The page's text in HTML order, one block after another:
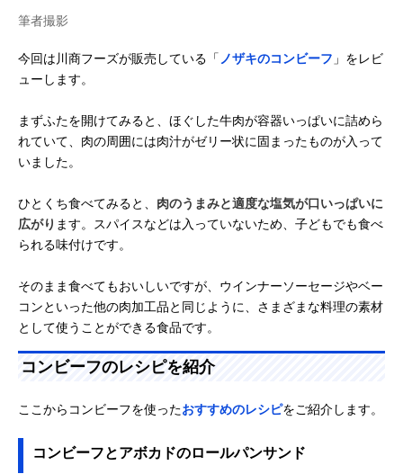
筆者撮影
今回は川商フーズが販売している「 ノザキのコンビーフ 」をレビ
ューします。
まずふたを開けてみると、ほぐした牛肉が容器いっぱいに詰めら
れていて、肉の周囲には肉汁がゼリー状に固まったものが入って
いました。
ひとくち食べてみると、 肉のうまみと適度な塩気が口いっぱいに
広がり ます。スパイスなどは入っていないため、子どもでも食べ
られる味付けです。
そのまま食べてもおいしいですが、ウインナーソーセージやベー
コンといった他の肉加工品と同じように、さまざまな料理の素材
として使うことができる食品です。
コンビーフのレシピを紹介
ここからコンビーフを使ったおすすめのレシピをご紹介します。
コンビーフとアボカドのロールパンサンド